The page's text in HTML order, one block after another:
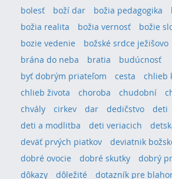
bolesť
boží dar božia pedagogika
božia realita
božia vernosť
božie
bozie vedenie
božské srdce ježišovo
brána do neba
bratia
budúcnosť
byť dobrým priateľom
cesta
chlieb
chlieb života
choroba chudobní
chvály
cirkev dar dedičstvo
deti
deti a modlitba
deti veriacich
deväť prvých piatkov
deviatnik
dobré ovocie
dobré skutky dobrý
dôkazy
dôležité
dotazník pre